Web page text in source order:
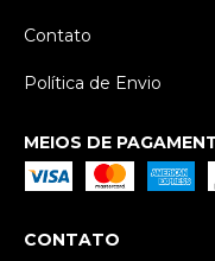
Contato
Política de Envio
MEIOS DE
CONTATO